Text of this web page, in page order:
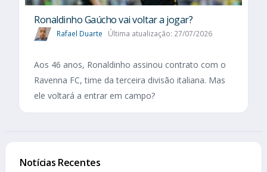
Ronaldinho Gaúcho vai voltar a jogar?
Rafael Duarte Última atualização: 27/07/2026
Aos 46 anos, Ronaldinho assinou contrato com o
Ravenna FC, time da terceira divisão italiana. Mas
ele voltará a entrar em campo?
Notícias Recentes